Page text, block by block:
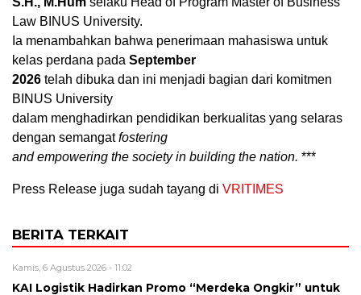
Law BINUS University.
Ia menambahkan bahwa penerimaan mahasiswa untuk
kelas perdana pada September
2026 telah dibuka dan ini menjadi bagian dari komitmen
BINUS University
dalam menghadirkan pendidikan berkualitas yang selaras
dengan semangatfostering
and empowering the society in building the nation. ***
Press Release juga sudah tayang di VRITIMES
BERITA TERKAIT
Kamis, 6 Agustus 2026 - 11:02
KAI Logistik Hadirkan Promo “Merdeka Ongkir” untuk